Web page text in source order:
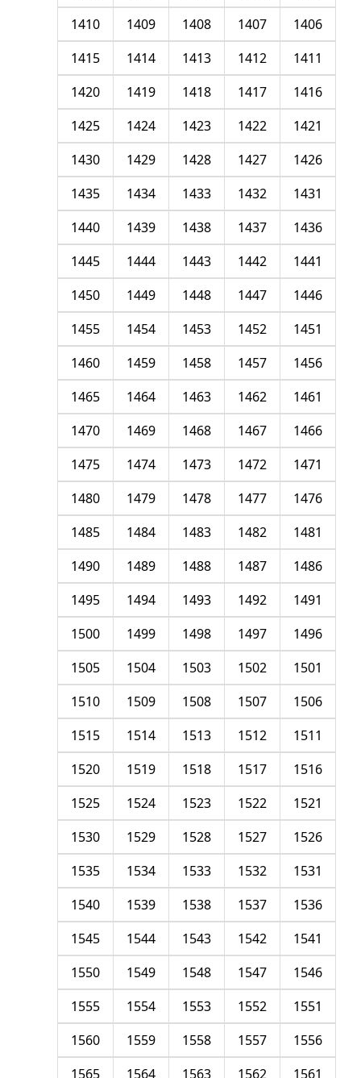
1406
1407
1408
1409
1410
1411
1412
1413
1414
1415
1416
1417
1418
1419
1420
1421
1422
1423
1424
1425
1426
1427
1428
1429
1430
1431
1432
1433
1434
1435
1436
1437
1438
1439
1440
1441
1442
1443
1444
1445
1446
1447
1448
1449
1450
1451
1452
1453
1454
1455
1456
1457
1458
1459
1460
1461
1462
1463
1464
1465
1466
1467
1468
1469
1470
1471
1472
1473
1474
1475
1476
1477
1478
1479
1480
1481
1482
1483
1484
1485
1486
1487
1488
1489
1490
1491
1492
1493
1494
1495
1496
1497
1498
1499
1500
1501
1502
1503
1504
1505
1506
1507
1508
1509
1510
1511
1512
1513
1514
1515
1516
1517
1518
1519
1520
1521
1522
1523
1524
1525
1526
1527
1528
1529
1530
1531
1532
1533
1534
1535
1536
1537
1538
1539
1540
1541
1542
1543
1544
1545
1546
1547
1548
1549
1550
1551
1552
1553
1554
1555
1556
1557
1558
1559
1560
1561
1562
1563
1564
1565